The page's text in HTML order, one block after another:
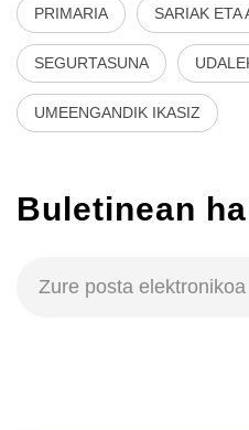
PRIMARIA SARIAK ETA
SEGURTASUNA
UMEENGANDIK IKASIZ
Buletinean